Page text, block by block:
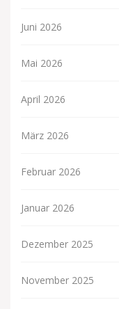
Juni 2026
Mai 2026
April 2026
März 2026
Februar 2026
Januar 2026
Dezember 2025
November 2025